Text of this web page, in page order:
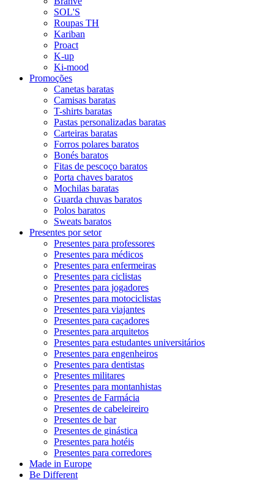
SOL'S
Roupas TH
Kariban
Proact
K-up
Ki-mood
Promoções
Canetas baratas
Camisas baratas
T-shirts baratas
Pastas personalizadas baratas
Carteiras baratas
Forros polares baratos
Bonés baratos
Fitas de pescoço baratos
Porta chaves baratos
Mochilas baratas
Guarda chuvas baratos
Polos baratos
Sweats baratos
Presentes por setor
Presentes para professores
Presentes para médicos
Presentes para enfermeiras
Presentes para ciclistas
Presentes para jogadores
Presentes para motociclistas
Presentes para viajantes
Presentes para caçadores
Presentes para arquitetos
Presentes para estudantes universitários
Presentes para engenheiros
Presentes para dentistas
Presentes militares
Presentes para montanhistas
Presentes de Farmácia
Presentes de cabeleireiro
Presentes de bar
Presentes de ginástica
Presentes para hotéis
Presentes para corredores
Made in Europe
Be Different